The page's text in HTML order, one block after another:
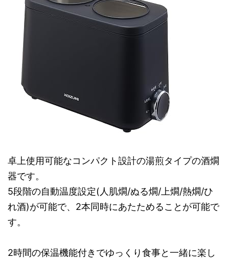
卓上使用可能なコンパクト設計の湯煎タイプの酒燗
器です。
5段階の自動温度設定(人肌燗/ぬる燗/上燗/熱燗/ひ
れ酒)が可能で、2本同時にあたためることが可能で
す。
2時間の保温機能付きでゆっくり食事と一緒に楽し